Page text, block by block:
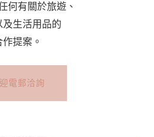
何有關於旅遊、
及生活用品的
作提案。
電郵洽詢